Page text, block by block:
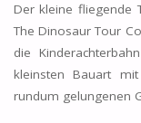
Der kleine fliegende
The Dinosaur Tour
die
kleinsten Bauart
rundum gelungenen